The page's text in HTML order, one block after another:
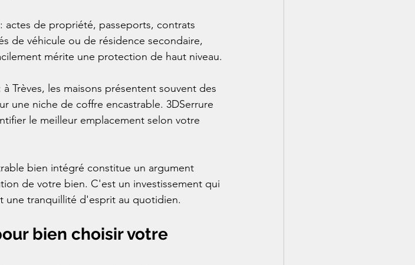
de propriété, passeports, contrats
de véhicule ou de résidence secondaire,
mérite une protection de haut niveau.
Trèves, les maisons présentent souvent des
une niche de coffre encastrable. 3DSerrure
le meilleur emplacement selon votre
bien intégré constitue un argument
de votre bien. C'est un investissement qui
tranquillité d'esprit au quotidien.
bien choisir votre